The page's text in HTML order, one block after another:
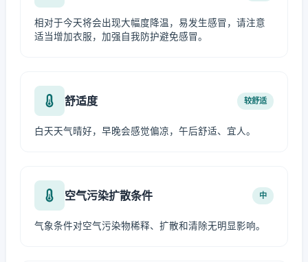
相对于今天将会出现大幅度降温，易发生感冒，请注意
适当增加衣服，加强自我防护避免感冒。
舒适度 较舒适
白天天气晴好，早晚会感觉偏凉，午后舒适、宜人。
空气污染扩散条件 中
气象条件对空气污染物稀释、扩散和清除无明显影响。